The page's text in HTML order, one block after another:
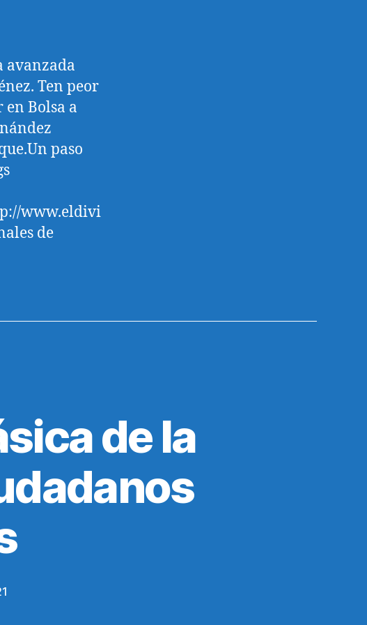
avanzada
Ten peor
Bolsa a
paso
www.eldivi
de
de la